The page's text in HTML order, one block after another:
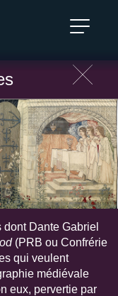
Dante Gabriel
(PRB ou Confrérie
qui veulent
médiévale
eux, pervertie par